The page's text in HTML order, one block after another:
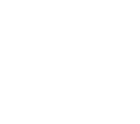
Bahnhöfen der Deutschen Bahn
Württemberg bei den unteren
gestellt werden.
ist in der Regel das
Stadtverwaltung.